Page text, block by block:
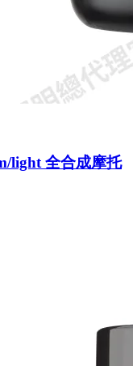
light 全合成摩托